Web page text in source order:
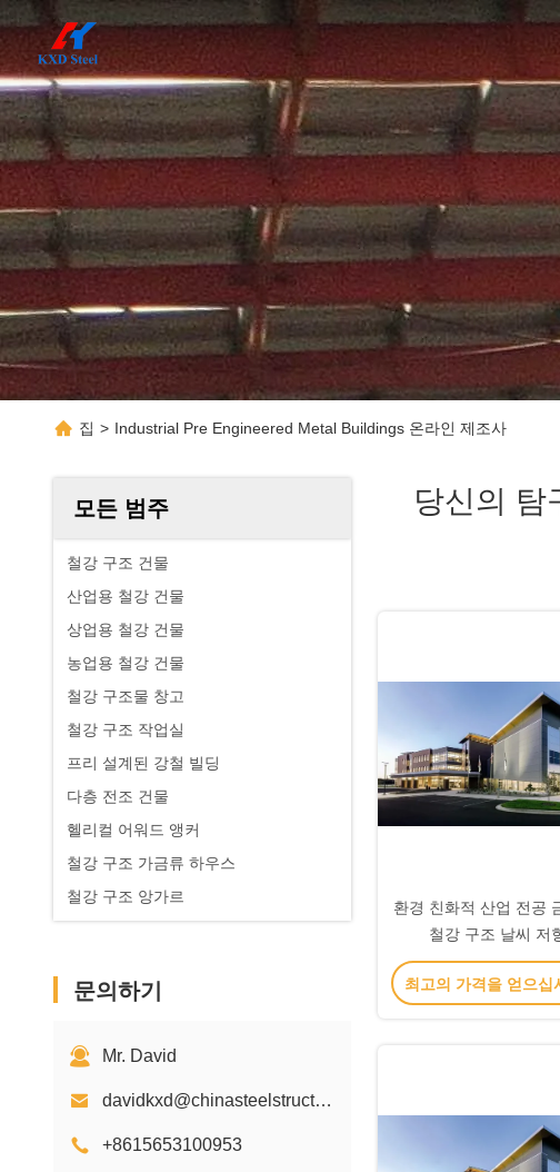
집 > Industrial Pre Engineered Metal Buildings 온라인 제조사
모든 범주
철강 구조 건물
산업용 철강 건물
상업용 철강 건물
농업용 철강 건물
철강 구조물 창고
철강 구조 작업실
프리 설계된 강철 빌딩
다층 전조 건물
헬리컬 어워드 앵커
철강 구조 가금류 하우스
철강 구조 앙가르
문의하기
Mr. David
davidkxd@chinasteelstructure.cn
+8615653100953
당신의 탐
환경 친화적 산업 전공
철강 구조 날씨 저
최고의 가격을 얻으십